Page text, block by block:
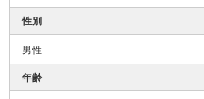
性別
男性
年齢